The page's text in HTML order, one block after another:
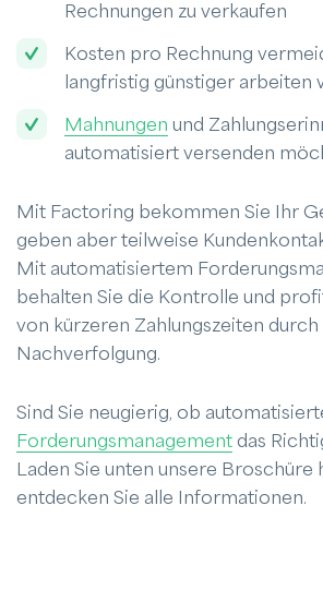
Rechnungen zu verkaufen
Kosten pro Rechnung
langfristig günstiger arbeiten
Mahnungen und
automatisiert versenden
Mit Factoring bekommen Sie Ihr
geben aber teilweise
Mit automatisiertem
behalten Sie die Kontrolle und
von kürzeren Zahlungszeiten
Nachverfolgung.
Sind Sie neugierig, ob
Forderungsmanagement das
Laden Sie unten unsere Broschüre
entdecken Sie alle Informationen.